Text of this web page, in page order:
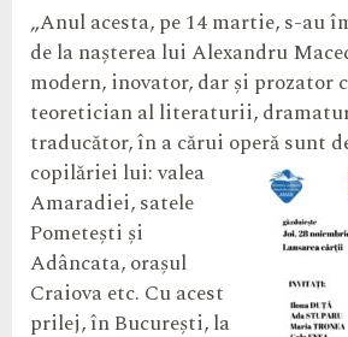
„Anul acesta, pe 14 martie, s-au
de la nașterea lui Alexandru
modern, inovator, dar și prozator
teoretician al literaturii,
traducător, în a cărui operă sunt
copilăriei lui: valea
Amaradiei, satele
Pometești și
Adâncata, orașul
Craiova etc. Cu acest
prilej, în București, la